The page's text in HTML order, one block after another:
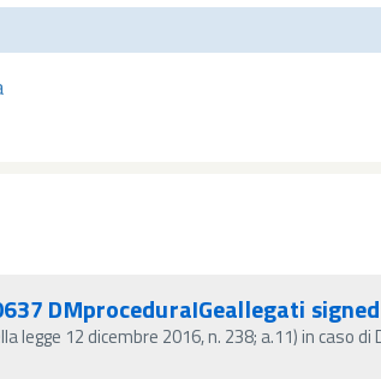
DMproceduraIGeallegati signed
legge 12 dicembre 2016, n. 238; a.11) in caso di